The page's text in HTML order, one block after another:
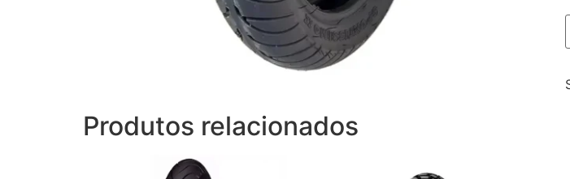
Produtos relacionados